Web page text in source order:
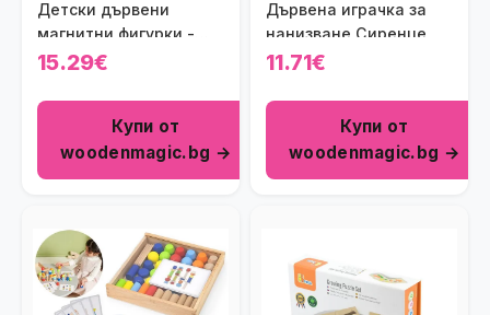
Детски дървени
магнитни фигурки -
Превозни средства
15.29€
Купи от
woodenmagic.bg →
Дървена играчка за
нанизване Сиренце
11.71€
Купи от
woodenmagic.bg →